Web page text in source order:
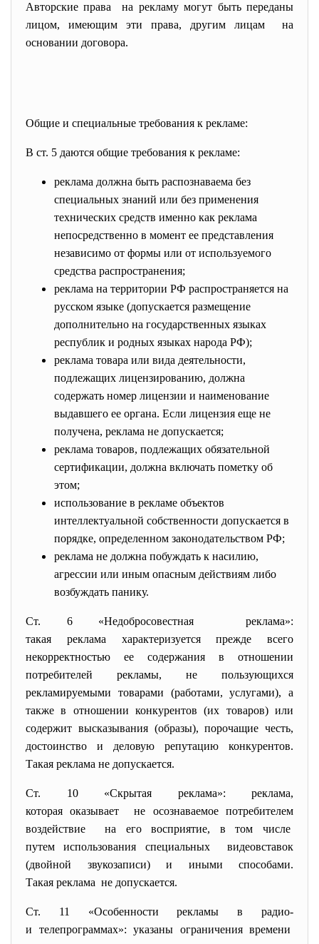
Авторские права на рекламу могут быть переданы
лицом, имеющим эти права, другим лицам на
основании договора.
Общие и специальные требования к рекламе:
В ст. 5 даются общие требования к рекламе:
реклама должна быть распознаваема без
специальных знаний или без применения
технических средств именно как реклама
непосредственно в момент ее представления
независимо от формы или от используемого
средства распространения;
реклама на территории РФ распространяется на
русском языке (допускается размещение
дополнительно на государственных языках
республик и родных языках народа РФ);
реклама товара или вида деятельности,
подлежащих лицензированию, должна
содержать номер лицензии и наименование
выдавшего ее органа. Если лицензия еще не
получена, реклама не допускается;
реклама товаров, подлежащих обязательной
сертификации, должна включать пометку об
этом;
использование в рекламе объектов
интеллектуальной собственности допускается в
порядке, определенном законодательством РФ;
реклама не должна побуждать к насилию,
агрессии или иным опасным действиям либо
возбуждать панику.
Ст. 6 «Недобросовестная реклама»:
такая реклама характеризуется прежде всего
некорректностью ее содержания в отношении
потребителей рекламы, не пользующихся
рекламируемыми товарами (работами, услугами), а
также в отношении конкурентов (их товаров) или
содержит высказывания (образы), порочащие честь,
достоинство и деловую репутацию конкурентов.
Такая реклама не допускается.
Ст. 10 «Скрытая реклама»: реклама,
которая оказывает не осознаваемое потребителем
воздействие на его восприятие, в том числе
путем использования специальных видеовставок
(двойной звукозаписи) и иными способами.
Такая реклама не допускается.
Ст. 11 «Особенности рекламы в радио-
и телепрограммах»: указаны ограничения времени